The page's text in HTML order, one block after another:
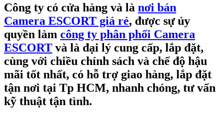
Công ty có cửa hàng và là nơi bán
Camera ESCORT giá rẻ, được sự ủy
quyền làm công ty phân phối Camera
ESCORT và là đại lý cung cấp, lắp đặt,
cùng với chiều chính sách và chế độ hậu
mãi tốt nhất, có hỗ trợ giao hàng, lắp đặt
tận nơi tại Tp HCM, nhanh chóng, tư vấn
kỹ thuật tận tình.